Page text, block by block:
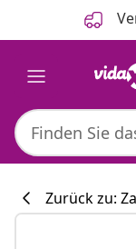
Zurück zu: